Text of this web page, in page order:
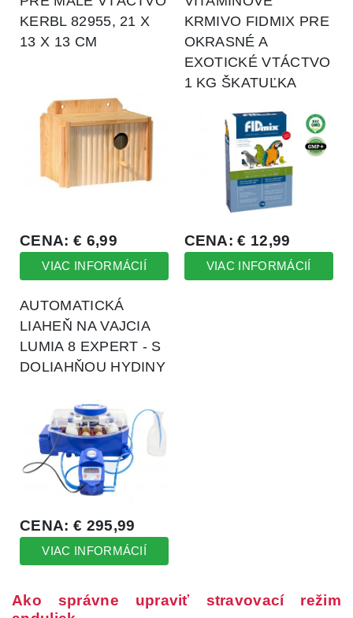
Ako správne upraviť stravovací režim